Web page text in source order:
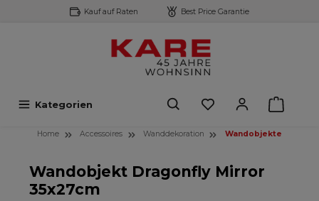
springen Kauf auf Raten Best Price Garantie
Kategorien
Home Accessoires Wanddekoration Wandobjekte
Wandobjekt Dragonfly Mirror
35x27cm